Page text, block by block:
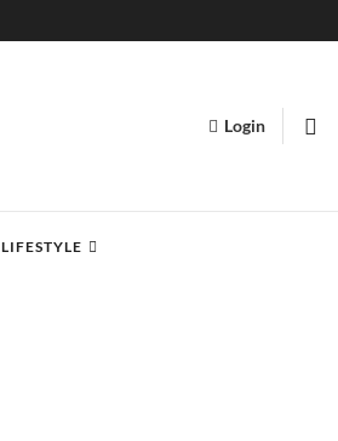
Login
LIFESTYLE